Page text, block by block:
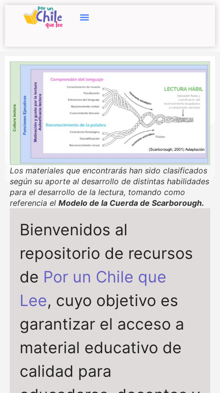
Bienvenidos al
repositorio de recursos
de Por un Chile que
Lee, cuyo objetivo es
garantizar el acceso a
material educativo de
calidad para
Los materiales que encontrarás han sido clasificados
según su aporte al desarrollo de distintas habilidades
para el desarrollo de la lectura, tomando como
referencia el Modelo de la Cuerda de Scarborough.